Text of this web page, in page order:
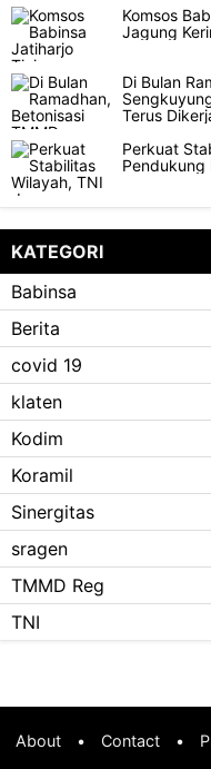
Komsos
Jagung
Di Bulan
Terus
Perkuat
Pendukung
KATEGORI
Babinsa
Berita
covid 19
klaten
Kodim
Koramil
Sinergitas
sragen
TMMD Reg
TNI
About • Contact •